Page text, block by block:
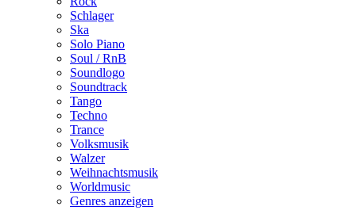
Schlager
Ska
Solo Piano
Soul / RnB
Soundlogo
Soundtrack
Tango
Techno
Trance
Volksmusik
Walzer
Weihnachtsmusik
Worldmusic
Genres anzeigen